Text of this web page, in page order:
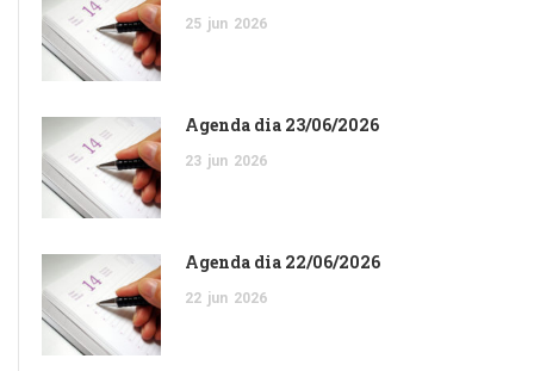
25 jun 2026
Agenda dia 23/06/2026
23 jun 2026
Agenda dia 22/06/2026
22 jun 2026